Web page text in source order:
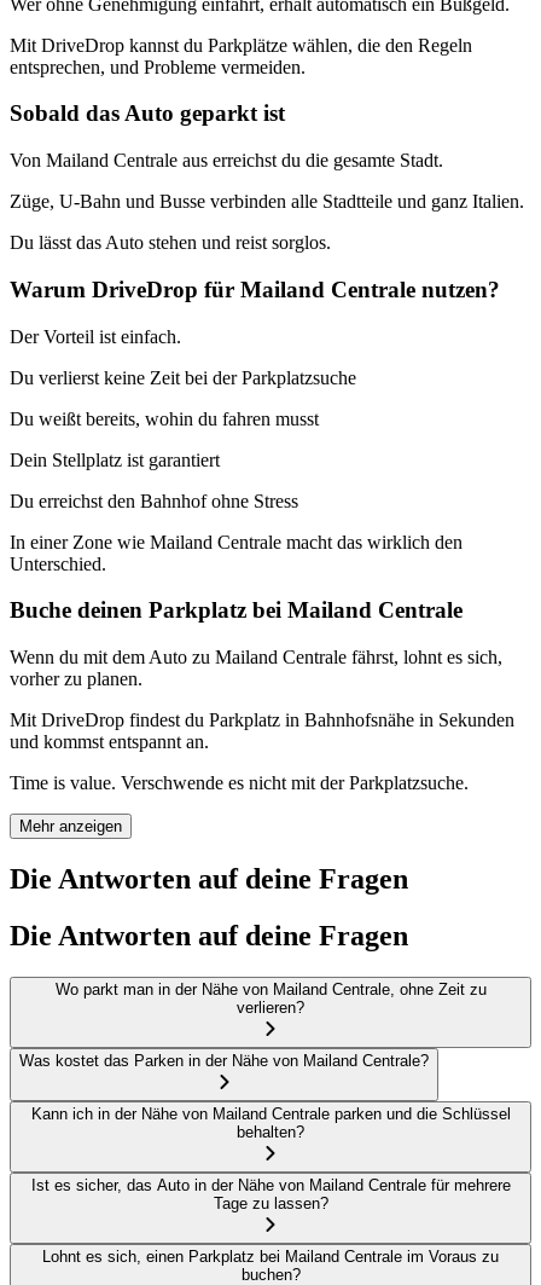
Mit DriveDrop kannst du Parkplätze wählen, die den Regeln
entsprechen, und Probleme vermeiden.
Sobald das Auto geparkt ist
Von Mailand Centrale aus erreichst du die gesamte Stadt.
Züge, U-Bahn und Busse verbinden alle Stadtteile und ganz Italien.
Du lässt das Auto stehen und reist sorglos.
Warum DriveDrop für Mailand Centrale nutzen?
Der Vorteil ist einfach.
Du verlierst keine Zeit bei der Parkplatzsuche
Du weißt bereits, wohin du fahren musst
Dein Stellplatz ist garantiert
Du erreichst den Bahnhof ohne Stress
In einer Zone wie Mailand Centrale macht das wirklich den
Unterschied.
Buche deinen Parkplatz bei Mailand Centrale
Wenn du mit dem Auto zu Mailand Centrale fährst, lohnt es sich,
vorher zu planen.
Mit DriveDrop findest du Parkplatz in Bahnhofsnähe in Sekunden
und kommst entspannt an.
Time is value. Verschwende es nicht mit der Parkplatzsuche.
Mehr anzeigen
Die Antworten auf deine Fragen
Die Antworten auf deine Fragen
Wo parkt man in der Nähe von Mailand Centrale, ohne Zeit zu
verlieren?
Was kostet das Parken in der Nähe von Mailand Centrale?
Kann ich in der Nähe von Mailand Centrale parken und die Schlüssel
behalten?
Ist es sicher, das Auto in der Nähe von Mailand Centrale für mehrere
Tage zu lassen?
Lohnt es sich, einen Parkplatz bei Mailand Centrale im Voraus zu
buchen?